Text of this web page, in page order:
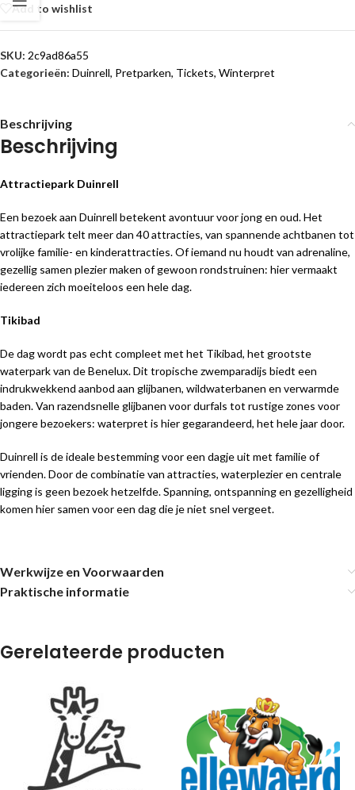
Add to wishlist
SKU: 2c9ad86a55
Categorieën: Duinrell, Pretparken, Tickets, Winterpret
Beschrijving
Beschrijving
Attractiepark Duinrell
Een bezoek aan Duinrell betekent avontuur voor jong en oud. Het
attractiepark telt meer dan 40 attracties, van spannende achtbanen tot
vrolijke familie- en kinderattracties. Of iemand nu houdt van adrenaline,
gezellig samen plezier maken of gewoon rondstruinen: hier vermaakt
iedereen zich moeiteloos een hele dag.
Tikibad
De dag wordt pas echt compleet met het Tikibad, het grootste
waterpark van de Benelux. Dit tropische zwemparadijs biedt een
indrukwekkend aanbod aan glijbanen, wildwaterbanen en verwarmde
baden. Van razendsnelle glijbanen voor durfals tot rustige zones voor
jongere bezoekers: waterpret is hier gegarandeerd, het hele jaar door.
Duinrell is de ideale bestemming voor een dagje uit met familie of
vrienden. Door de combinatie van attracties, waterplezier en centrale
ligging is geen bezoek hetzelfde. Spanning, ontspanning en gezelligheid
komen hier samen voor een dag die je niet snel vergeet.
Werkwijze en Voorwaarden
Praktische informatie
Gerelateerde producten